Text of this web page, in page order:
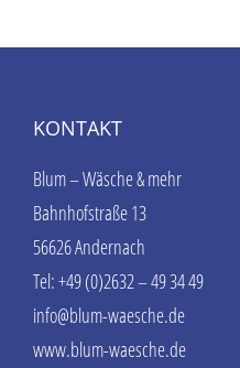
KONTAKT
Blum – Wäsche & mehr
Bahnhofstraße 13
56626 Andernach
Tel: +49 (0)2632 – 49 34 49
info@blum-waesche.de
www.blum-waesche.de